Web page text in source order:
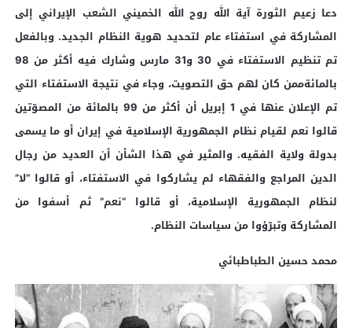
دعا زعيم الثورة آية الله روح الله الخميني الشعب الإيراني إلى
المشاركة في استفتاء عام لتحديد هوية النظام الجديد. وبالفعل
تم تنظيم الاستفتاء في 30 و31 مارس وشارك فيه أكثر من 98
بالمائةممن كان لهم حق التصويت، وجاء في نتيجة الاستفتاء التي
تم الإعلان عنها في 1 إبريل أن أكثر من 99 بالمائة من المصوّتين
قالوا نعم لقيام نظام الجمهورية الإسلامية في إيران أو ما يسمى
بدولة ولاية الفقيه. والمثير في هذا الشأن أن العديد من رجال
الدين المراجع والفقهاء لم يشاركوا في الاستفتاء، أو قالوا “لا”
لنظام الجمهورية الإسلامية، أو قالوا “نعم” ثم أسفوا من
المشاركة وتبرّؤوا من سياسات النظام.
محمد حسين الطباطبائي